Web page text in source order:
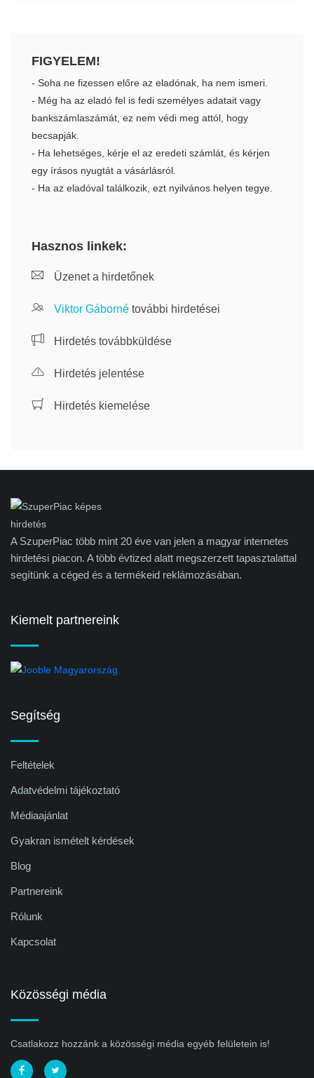
FIGYELEM!
- Soha ne fizessen előre az eladónak, ha nem ismeri.
- Még ha az eladó fel is fedi személyes adatait vagy
bankszámlaszámát, ez nem védi meg attól, hogy
becsapják.
- Ha lehetséges, kérje el az eredeti számlát, és kérjen
egy írásos nyugtát a vásárlásról.
- Ha az eladóval találkozik, ezt nyilvános helyen tegye.
Hasznos linkek:
Üzenet a hirdetőnek
Viktor Gáborné további hirdetései
Hirdetés továbbküldése
Hirdetés jelentése
Hirdetés kiemelése
A SzuperPiac több mint 20 éve van jelen a magyar internetes
hirdetési piacon. A több évtized alatt megszerzett tapasztalattal
segítünk a céged és a termékeid reklámozásában.
Kiemelt partnereink
Segítség
Feltételek
Adatvédelmi tájékoztató
Médiaajánlat
Gyakran ismételt kérdések
Blog
Partnereink
Rólunk
Kapcsolat
Közösségi média
Csatlakozz hozzánk a közösségi média egyéb felületein is!